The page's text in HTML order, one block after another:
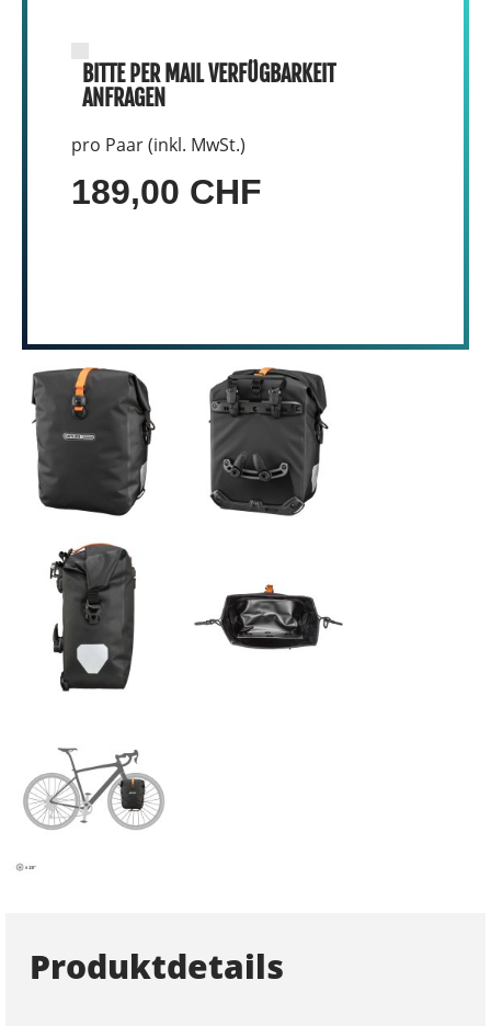
BITTE PER MAIL VERFÜGBARKEIT
ANFRAGEN
pro Paar (inkl. MwSt.)
189,00 CHF
Produktdetails